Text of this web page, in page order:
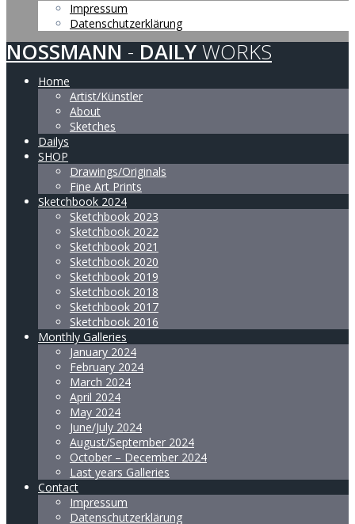
Impressum
Datenschutzerklärung
NOSSMANN - DAILY WORKS
Home
Artist/Künstler
About
Sketches
Dailys
SHOP
Drawings/Originals
Fine Art Prints
Sketchbook 2024
Sketchbook 2023
Sketchbook 2022
Sketchbook 2021
Sketchbook 2020
Sketchbook 2019
Sketchbook 2018
Sketchbook 2017
Sketchbook 2016
Monthly Galleries
January 2024
February 2024
March 2024
April 2024
May 2024
June/July 2024
August/September 2024
October – December 2024
Last years Galleries
Contact
Impressum
Datenschutzerklärung